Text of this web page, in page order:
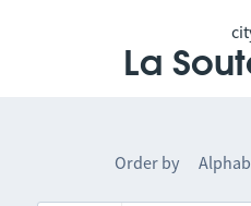
La
Order by